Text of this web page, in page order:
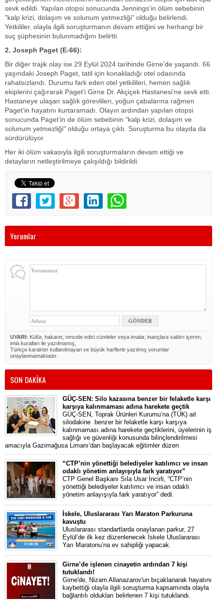
sevk edildi. Yapılan otopsi sonucunda Jennings’in ölüm sebebinin
"kalp krizi, dolaşım ve solunum yetmezliği" olduğu belirlendi.
Yetkililer, olayla ilgili soruşturmanın devam ettiğini ve herhangi bir
suç şüphesinin bulunmadığını belirtti.
2. Joseph Paget (E-66):
Bir diğer trajik olay ise 29 Eylül 2024 tarihinde Girne’de yaşandı. 66
yaşındaki Joseph Paget, tatil için konakladığı otel odasında
rahatsızlandı. Durumu fark eden otel yetkilileri, hemen sağlık
ekiplerini çağırarak Paget’i Girne Dr. Akçiçek Hastanesi'ne sevk etti.
Hastaneye ulaşan sağlık görevlileri, yoğun çabalarına rağmen
Paget’in hayatını kurtaramadı. Olayın ardından yapılan otopsi
sonucunda Paget’in de ölüm sebebinin "kalp krizi, dolaşım ve
solunum yetmezliği" olduğu ortaya çıktı. Soruşturma bu olayda da
sürdürülüyor.
Her iki ölüm vakasıyla ilgili soruşturmaların devam ettiği ve
detayların netleştirilmeye çalışıldığı bildirildi.
Yorumlar
UYARI: Küfür, hakaret, rencide edici cümleler veya imalar, inançlara saldırı içeren,
imla kuralları ile yazılmamış,
Türkçe karakter kullanılmayan ve büyük harflerle yazılmış yorumlar
onaylanmamaktadır.
SON DAKİKA
GÜÇ-SEN: Silo kazasına benzer bir felaketle karşı
karşıya kalınmaması adına harekete geçtik
GÜÇ-SEN, Toprak Ürünleri Kurumu’na (TÜK) ait
silodakine benzer bir felaketle karşı karşıya
kalınmaması adına harekete geçtiklerini, üyelerinin iş
sağlığı ve güvenliği konusunda bilinçlendirilmesi
amacıyla Gazimağusa Limanı’dan başlayacak eğitimler düzen
“CTP’nin yönettiği belediyeler katılımcı ve insan
odaklı yönetim anlayışıyla fark yaratıyor”
CTP Genel Başkanı Sıla Usar İncirli, “CTP’nin
yönettiği belediyeler katılımcı ve insan odaklı
yönetim anlayışıyla fark yaratıyor” dedi.
İskele, Uluslararası Yarı Maraton Parkuruna
kavuştu
Uluslararası standartlarda onaylanan parkur, 27
Eylül’de ilk kez düzenlenecek İskele Uluslararası
Yarı Maratonu’na ev sahipliği yapacak.
Girne’de işlenen cinayetin ardından 7 kişi
tutuklandı!
Girne'de, Nizam Allanazarov'un bıçaklanarak hayatını
kaybettiği olayla ilgili soruşturma kapsamında olayla
bağlantılı oldukları belirlenen 7 kişi tutuklandı.